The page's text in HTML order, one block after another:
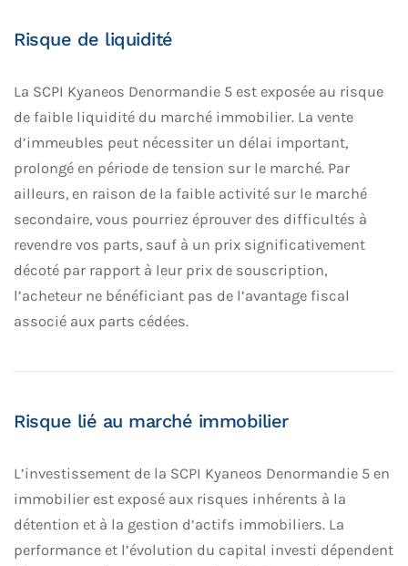
Risque de liquidité
La SCPI Kyaneos Denormandie 5 est exposée au risque
de faible liquidité du marché immobilier. La vente
d’immeubles peut nécessiter un délai important,
prolongé en période de tension sur le marché. Par
ailleurs, en raison de la faible activité sur le marché
secondaire, vous pourriez éprouver des difficultés à
revendre vos parts, sauf à un prix significativement
décoté par rapport à leur prix de souscription,
l’acheteur ne bénéficiant pas de l’avantage fiscal
associé aux parts cédées.
Risque lié au marché immobilier
L’investissement de la SCPI Kyaneos Denormandie 5 en
immobilier est exposé aux risques inhérents à la
détention et à la gestion d’actifs immobiliers. La
performance et l’évolution du capital investi dépendent